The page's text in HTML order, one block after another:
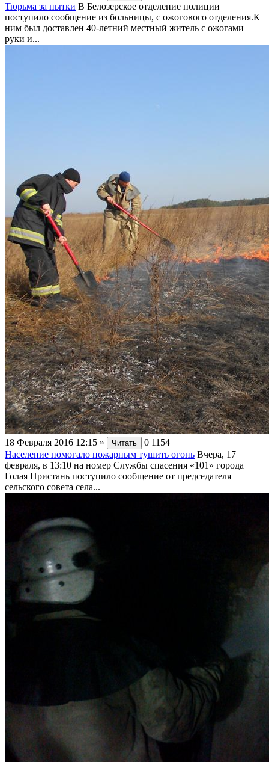
Тюрьма за пытки В Белозерское отделение полиции
поступило сообщение из больницы, с ожогового отделения.К
ним был доставлен 40-летний местный житель с ожогами
руки и...
18 Февраля 2016 12:15 » Читать 0 1154
Население помогало пожарным тушить огонь Вчера, 17
февраля, в 13:10 на номер Службы спасения «101» города
Голая Пристань поступило сообщение от председателя
сельского совета села...